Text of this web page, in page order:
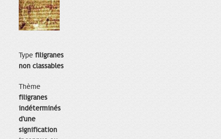
Type filigranes
non classables
Thème
filigranes
indéterminés
d'une
signification